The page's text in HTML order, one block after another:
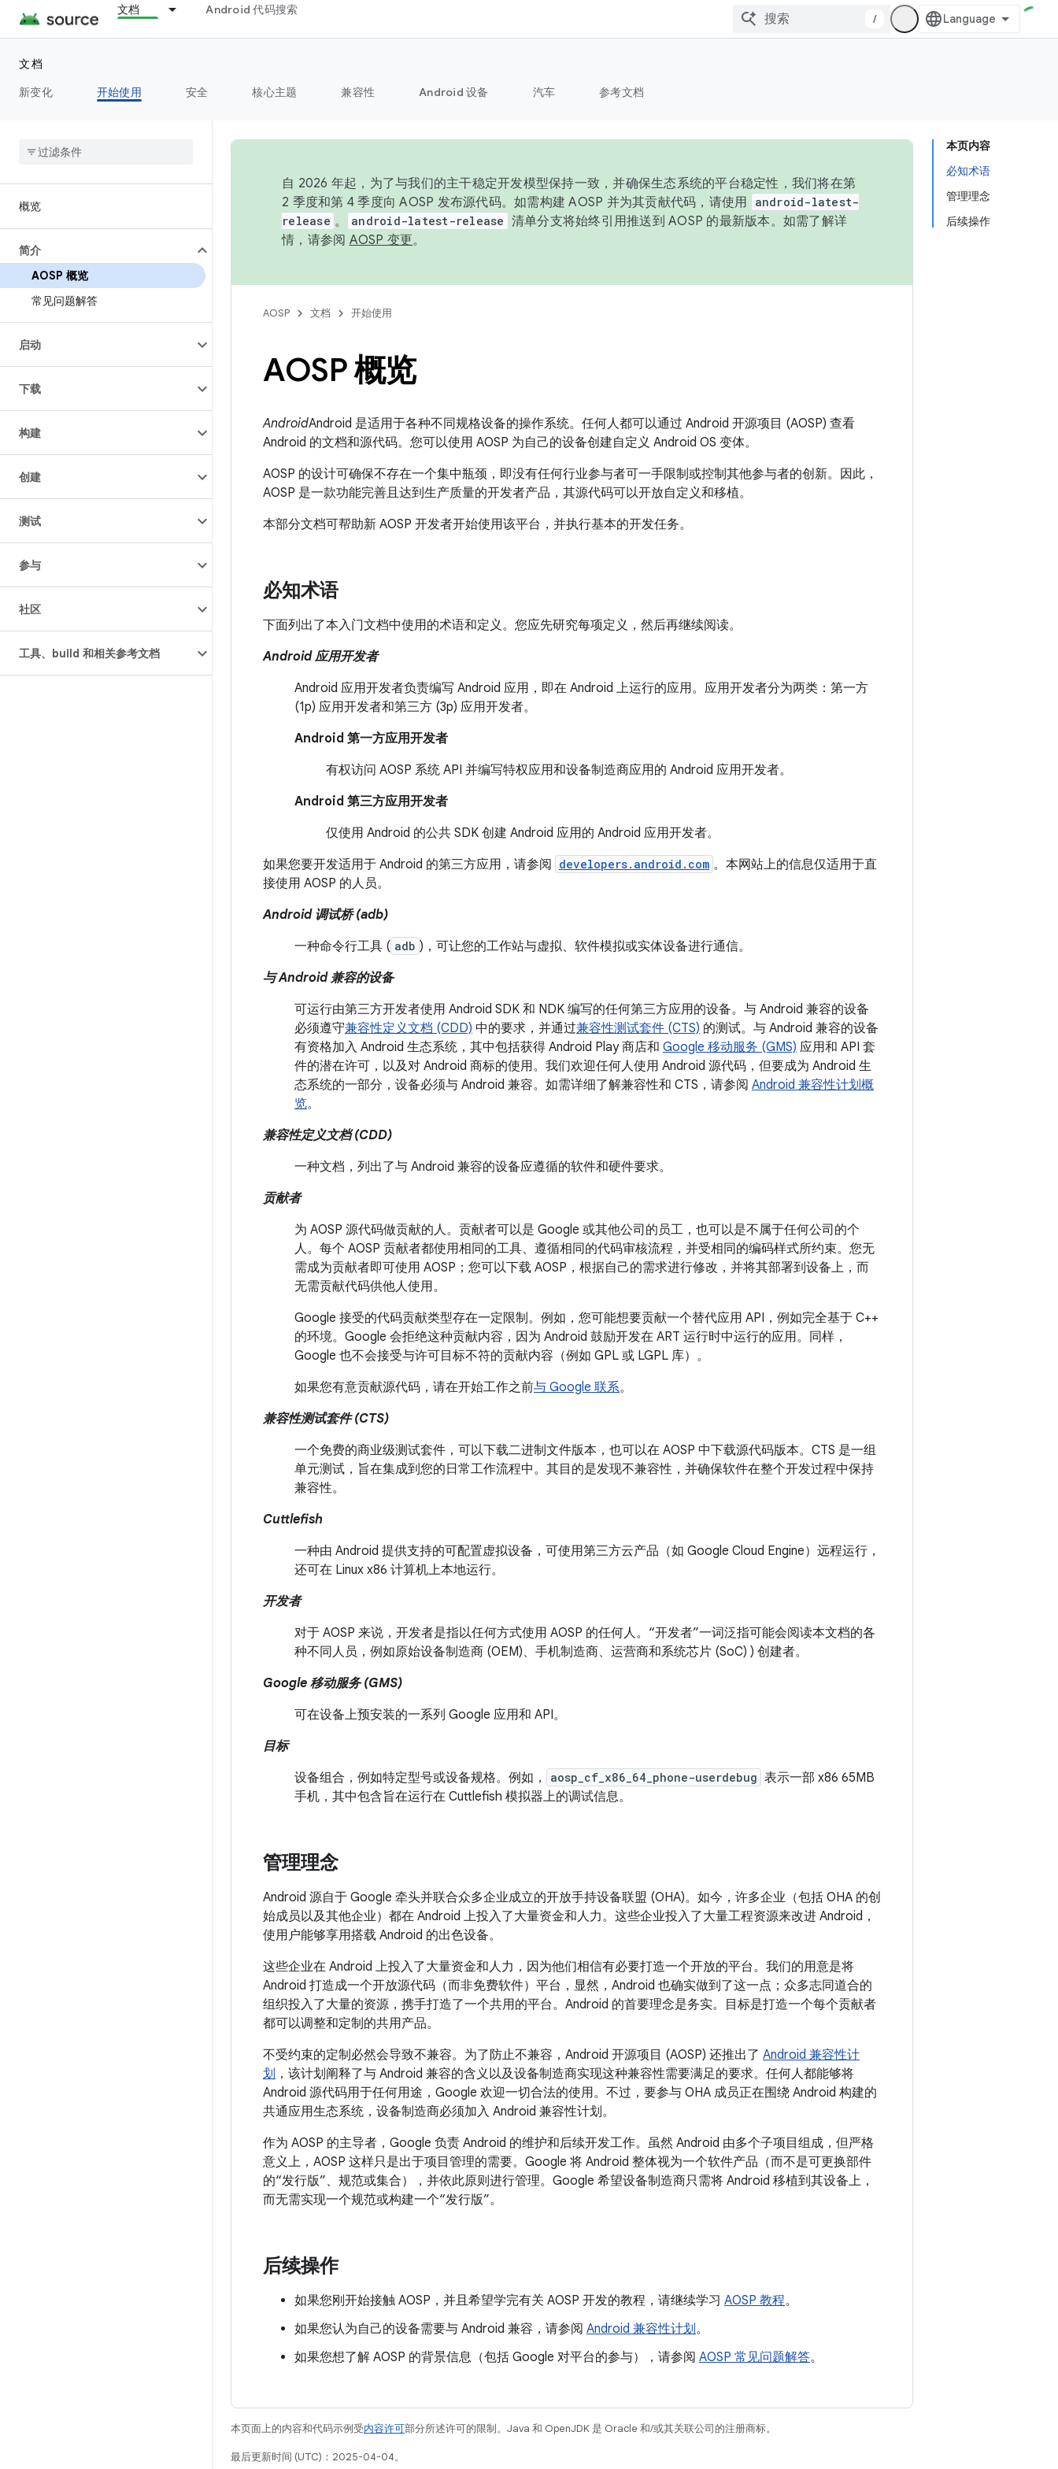
文档 Android 代码搜索
/
文档
新变化
开始使用 安全 核心主题 兼容性 Android 设备 汽车 参考文档
概览
简介
AOSP 概览
常见问题解答
启动
下载
构建
创建
测试
参与
社区
工具、build 和相关参考文档
本页内容
必知术语
管理理念
后续操作
自 2026 年起，为了与我们的主干稳定开发模型保持一致，并确保生态系统的平台稳定性，我们将在第
2 季度和第 4 季度向 AOSP 发布源代码。如需构建 AOSP 并为其贡献代码，请使用
android-latest-
release 。 android-latest-release 清单分支将始终引用推送到 AOSP 的最新版本。如需了解详
情，请参阅 AOSP 变更。
AOSP 文档 开始使用
AOSP 概览
AndroidAndroid 是适用于各种不同规格设备的操作系统。任何人都可以通过 Android 开源项目 (AOSP) 查看
Android 的文档和源代码。您可以使用 AOSP 为自己的设备创建自定义 Android OS 变体。
AOSP 的设计可确保不存在一个集中瓶颈，即没有任何行业参与者可一手限制或控制其他参与者的创新。因此，
AOSP 是一款功能完善且达到生产质量的开发者产品，其源代码可以开放自定义和移植。
本部分文档可帮助新 AOSP 开发者开始使用该平台，并执行基本的开发任务。
必知术语
下面列出了本入门文档中使用的术语和定义。您应先研究每项定义，然后再继续阅读。
Android 应用开发者
Android 应用开发者负责编写 Android 应用，即在 Android 上运行的应用。应用开发者分为两类：第一方
(1p) 应用开发者和第三方 (3p) 应用开发者。
Android 第一方应用开发者
有权访问 AOSP 系统 API 并编写特权应用和设备制造商应用的 Android 应用开发者。
Android 第三方应用开发者
仅使用 Android 的公共 SDK 创建 Android 应用的 Android 应用开发者。
如果您要开发适用于 Android 的第三方应用，请参阅
developers.android.com 。本网站上的信息仅适用于直
接使用 AOSP 的人员。
Android 调试桥 (adb)
一种命令行工具 ( adb )，可让您的工作站与虚拟、软件模拟或实体设备进行通信。
与 Android 兼容的设备
可运行由第三方开发者使用 Android SDK 和 NDK 编写的任何第三方应用的设备。与 Android 兼容的设备
必须遵守兼容性定义文档 (CDD) 中的要求，并通过兼容性测试套件 (CTS) 的测试。与 Android 兼容的设备
有资格加入 Android 生态系统，其中包括获得 Android Play 商店和 Google 移动服务 (GMS) 应用和 API 套
件的潜在许可，以及对 Android 商标的使用。我们欢迎任何人使用 Android 源代码，但要成为 Android 生
态系统的一部分，设备必须与 Android 兼容。如需详细了解兼容性和 CTS，请参阅 Android 兼容性计划概
览。
兼容性定义文档 (CDD)
一种文档，列出了与 Android 兼容的设备应遵循的软件和硬件要求。
贡献者
为 AOSP 源代码做贡献的人。贡献者可以是 Google 或其他公司的员工，也可以是不属于任何公司的个
人。每个 AOSP 贡献者都使用相同的工具、遵循相同的代码审核流程，并受相同的编码样式所约束。您无
需成为贡献者即可使用 AOSP；您可以下载 AOSP，根据自己的需求进行修改，并将其部署到设备上，而
无需贡献代码供他人使用。
Google 接受的代码贡献类型存在一定限制。例如，您可能想要贡献一个替代应用 API，例如完全基于 C++
的环境。Google 会拒绝这种贡献内容，因为 Android 鼓励开发在 ART 运行时中运行的应用。同样，
Google 也不会接受与许可目标不符的贡献内容（例如 GPL 或 LGPL 库）。
如果您有意贡献源代码，请在开始工作之前与 Google 联系。
兼容性测试套件 (CTS)
一个免费的商业级测试套件，可以下载二进制文件版本，也可以在 AOSP 中下载源代码版本。CTS 是一组
单元测试，旨在集成到您的日常工作流程中。其目的是发现不兼容性，并确保软件在整个开发过程中保持
兼容性。
Cuttlefish
一种由 Android 提供支持的可配置虚拟设备，可使用第三方云产品（如 Google Cloud Engine）远程运行，
还可在 Linux x86 计算机上本地运行。
开发者
对于 AOSP 来说，开发者是指以任何方式使用 AOSP 的任何人。“开发者”一词泛指可能会阅读本文档的各
种不同人员，例如原始设备制造商 (OEM)、手机制造商、运营商和系统芯片 (SoC) ) 创建者。
Google 移动服务 (GMS)
可在设备上预安装的一系列 Google 应用和 API。
目标
设备组合，例如特定型号或设备规格。例如，
aosp_cf_x86_64_phone-userdebug 表示一部 x86 65MB
手机，其中包含旨在运行在 Cuttlefish 模拟器上的调试信息。
管理理念
Android 源自于 Google 牵头并联合众多企业成立的开放手持设备联盟 (OHA)。如今，许多企业（包括 OHA 的创
始成员以及其他企业）都在 Android 上投入了大量资金和人力。这些企业投入了大量工程资源来改进 Android，
使用户能够享用搭载 Android 的出色设备。
这些企业在 Android 上投入了大量资金和人力，因为他们相信有必要打造一个开放的平台。我们的用意是将
Android 打造成一个开放源代码（而非免费软件）平台，显然，Android 也确实做到了这一点；众多志同道合的
组织投入了大量的资源，携手打造了一个共用的平台。Android 的首要理念是务实。目标是打造一个每个贡献者
都可以调整和定制的共用产品。
不受约束的定制必然会导致不兼容。为了防止不兼容，Android 开源项目 (AOSP) 还推出了 Android 兼容性计
划 ，该计划阐释了与 Android 兼容的含义以及设备制造商实现这种兼容性需要满足的要求。任何人都能够将
Android 源代码用于任何用途，Google 欢迎一切合法的使用。不过，要参与 OHA 成员正在围绕 Android 构建的
共通应用生态系统，设备制造商必须加入 Android 兼容性计划。
作为 AOSP 的主导者，Google 负责 Android 的维护和后续开发工作。虽然 Android 由多个子项目组成，但严格
意义上，AOSP 这样只是出于项目管理的需要。Google 将 Android 整体视为一个软件产品（而不是可更换部件
的“发行版”、规范或集合），并依此原则进行管理。Google 希望设备制造商只需将 Android 移植到其设备上，
而无需实现一个规范或构建一个“发行版”。
后续操作
如果您刚开始接触 AOSP，并且希望学完有关 AOSP 开发的教程，请继续学习 AOSP 教程。
如果您认为自己的设备需要与 Android 兼容，请参阅 Android 兼容性计划。
如果您想了解 AOSP 的背景信息（包括 Google 对平台的参与），请参阅 AOSP 常见问题解答。
本页面上的内容和代码示例受内容许可部分所述许可的限制。Java 和 OpenJDK 是 Oracle 和/或其关联公司的注册商标。
最后更新时间 (UTC)：2025-04-04。